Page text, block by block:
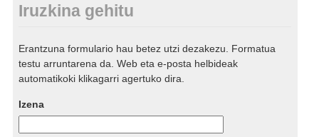
Iruzkina gehitu
Erantzuna formulario hau betez utzi dezakezu. Formatua
testu arruntarena da. Web eta e-posta helbideak
automatikoki klikagarri agertuko dira.
Izena